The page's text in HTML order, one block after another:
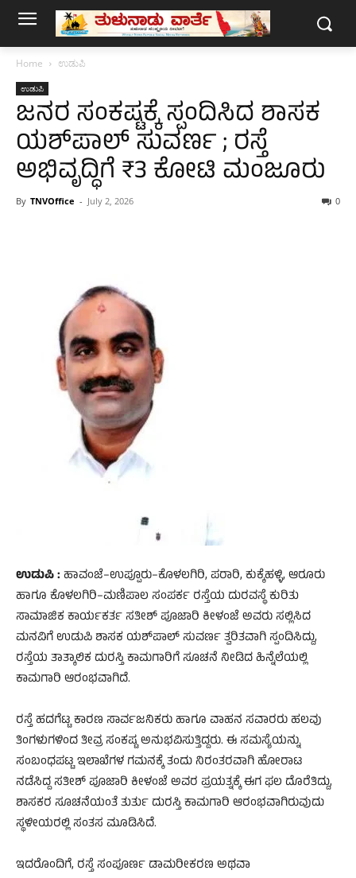
Home ಉಡುಪಿ
ಉಡುಪಿ
ಜನರ ಸಂಕಷ್ಟಕ್ಕೆ ಸ್ಪಂದಿಸಿದ ಶಾಸಕ
ಯಶ್‌ಪಾಲ್ ಸುವರ್ಣ ; ರಸ್ತೆ
ಅಭಿವೃದ್ಧಿಗೆ ₹3 ಕೋಟಿ ಮಂಜೂರು
By TNVOffice - July 2, 2026 0
ಉಡುಪಿ : ಹಾವಂಜೆ–ಉಪ್ಪೂರು–ಕೊಳಲಗಿರಿ, ಪರಾರಿ, ಕುಕ್ಕೆಹಳ್ಳಿ, ಆರೂರು
ಹಾಗೂ ಕೊಳಲಗಿರಿ–ಮಣಿಪಾಲ ಸಂಪರ್ಕ ರಸ್ತೆಯ ದುರವಸ್ಥೆ ಕುರಿತು
ಸಾಮಾಜಿಕ ಕಾರ್ಯಕರ್ತ ಸತೀಶ್ ಪೂಜಾರಿ ಕೀಳಂಜೆ ಅವರು ಸಲ್ಲಿಸಿದ
ಮನವಿಗೆ ಉಡುಪಿ ಶಾಸಕ ಯಶ್‌ಪಾಲ್ ಸುವರ್ಣ ತ್ವರಿತವಾಗಿ ಸ್ಪಂದಿಸಿದ್ದು,
ರಸ್ತೆಯ ತಾತ್ಕಾಲಿಕ ದುರಸ್ತಿ ಕಾಮಗಾರಿಗೆ ಸೂಚನೆ ನೀಡಿದ ಹಿನ್ನೆಲೆಯಲ್ಲಿ
ಕಾಮಗಾರಿ ಆರಂಭವಾಗಿದೆ.
ರಸ್ತೆ ಹದಗೆಟ್ಟ ಕಾರಣ ಸಾರ್ವಜನಿಕರು ಹಾಗೂ ವಾಹನ ಸವಾರರು ಹಲವು
ತಿಂಗಳುಗಳಿಂದ ತೀವ್ರ ಸಂಕಷ್ಟ ಅನುಭವಿಸುತ್ತಿದ್ದರು. ಈ ಸಮಸ್ಯೆಯನ್ನು
ಸಂಬಂಧಪಟ್ಟ ಇಲಾಖೆಗಳ ಗಮನಕ್ಕೆ ತಂದು ನಿರಂತರವಾಗಿ ಹೋರಾಟ
ನಡೆಸಿದ್ದ ಸತೀಶ್ ಪೂಜಾರಿ ಕೀಳಂಜೆ ಅವರ ಪ್ರಯತ್ನಕ್ಕೆ ಈಗ ಫಲ ದೊರೆತಿದ್ದು,
ಶಾಸಕರ ಸೂಚನೆಯಂತೆ ತುರ್ತು ದುರಸ್ತಿ ಕಾಮಗಾರಿ ಆರಂಭವಾಗಿರುವುದು
ಸ್ಥಳೀಯರಲ್ಲಿ ಸಂತಸ ಮೂಡಿಸಿದೆ.
ಇದರೊಂದಿಗೆ, ರಸ್ತೆ ಸಂಪೂರ್ಣ ಡಾಮರೀಕರಣ ಅಥವಾ